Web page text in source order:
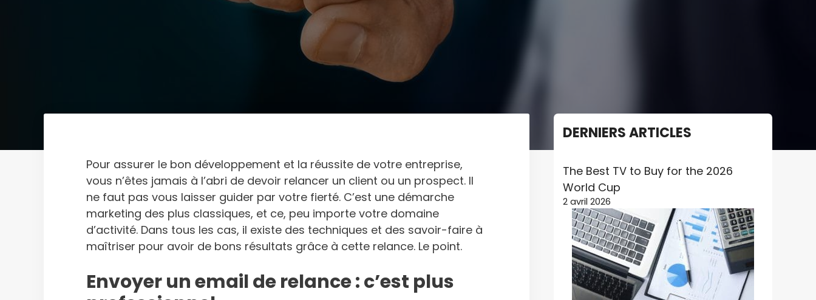
Pour assurer le bon développement et la réussite de votre entreprise,
vous n’êtes jamais à l’abri de devoir relancer un client ou un prospect. Il
ne faut pas vous laisser guider par votre fierté. C’est une démarche
marketing des plus classiques, et ce, peu importe votre domaine
d’activité. Dans tous les cas, il existe des techniques et des savoir-faire à
maîtriser pour avoir de bons résultats grâce à cette relance. Le point.
Envoyer un email de relance : c’est plus
DERNIERS ARTICLES
The Best TV to Buy for the 2026
World Cup
2 avril 2026